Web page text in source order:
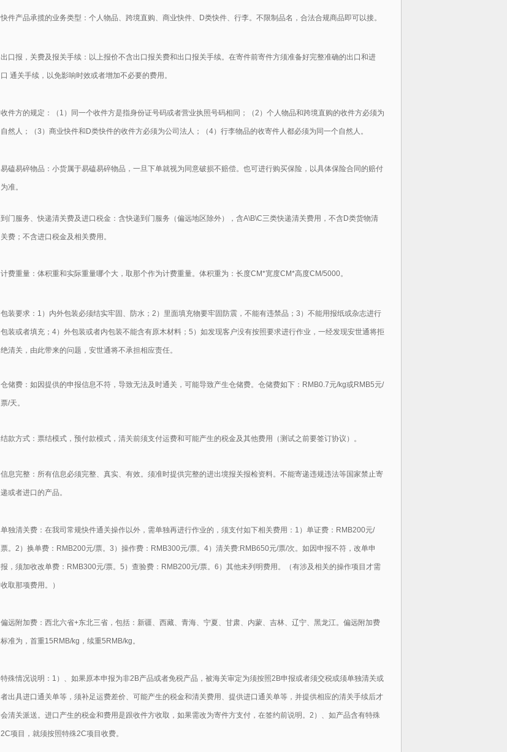
快件产品承揽的业务类型： 个人物品、跨境直购、商业快件、D类快件、行李。不限制品名，合法合规商品即可以接。
出口报，关费及报关手续：以上报价不含出口报关费和出口报关手续。在寄件前寄件方须准备好完整准确的出口和进
口 通关手续，以免影响时效或者增加不必要的费用。
收件方的规定： （1）同一个收件方是指身份证号码或者营业执照号码相同；（2）个人物品和跨境直购的收件方必须为
自然人；（3）商业快件和D类快件的收件方必须为公司法人；（4）行李物品的收寄件人都必须为同一个自然人。
易磕易碎物品： 小货属于易磕易碎物品，一旦下单就视为同意破损不赔偿。也可进行购买保险，以具体保险合同的赔付
为准。
到门服务、快递清关费及进口税金： 含快递到门服务（偏远地区除外），含A\B\C三类快递清关费用，不含D类货物清
关费；不含进口税金及相关费用。
计费重量： 体积重和实际重量哪个大，取那个作为计费重量。体积重为： 长度CM*宽度CM*高度CM/5000。
包装要求： 1）内外包装必须结实牢固、防水；2）里面填充物要牢固防震，不能有违禁品；3）不能用报纸或杂志进行
包装或者填充；4）外包装或者内包装不能含有原木材料；5）如发现客户没有按照要求进行作业，一经发现安世通将拒
绝清关，由此带来的问题，安世通将不承担相应责任。
仓储费： 如因提供的申报信息不符，导致无法及时通关，可能导致产生仓储费。仓储费如下： RMB0.7元/kg或RMB5元/
票/天。
结款方式： 票结模式，预付款模式，清关前须支付运费和可能产生的税金及其他费用（测试之前要签订协议）。
信息完整： 所有信息必须完整、真实、有效。须准时提供完整的进出境报关报检资料。不能寄递违规违法等国家禁止寄
递或者进口的产品。
单独清关费： 在我司常规快件通关操作以外，需单独再进行作业的，须支付如下相关费用：1）单证费：RMB200元/
票。2）换单费：RMB200元/票。3）操作费：RMB300元/票。4）清关费:RMB650元/票/次。 如因申报不符，改单申
报，须加收改单费：RMB300元/票。5）查验费：RMB200元/票。6）其他未列明费用。（有涉及相关的操作项目才需
收取那项费用。 ）
偏远附加费： 西北六省+东北三省，包括：新疆、西藏、青海、宁夏、甘肃、内蒙、吉林、辽宁、黑龙江。偏远附加费
标准为，首重15RMB/kg，续重5RMB/kg。
特殊情况说明： 1）、如果原本申报为非2B产品或者免税产品，被海关审定为须按照2B申报或者须交税或须单独清关或
者出具进口通关单等，须补足运费差价、可能产生的税金和清关费用、提供进口通关单等，并提供相应的清关手续后才
会清关派送。进口产生的税金和费用是跟收件方收取，如果需改为寄件方支付，在签约前说明。2）、如产品含有特殊
2C项目，就须按照特殊2C项目收费。